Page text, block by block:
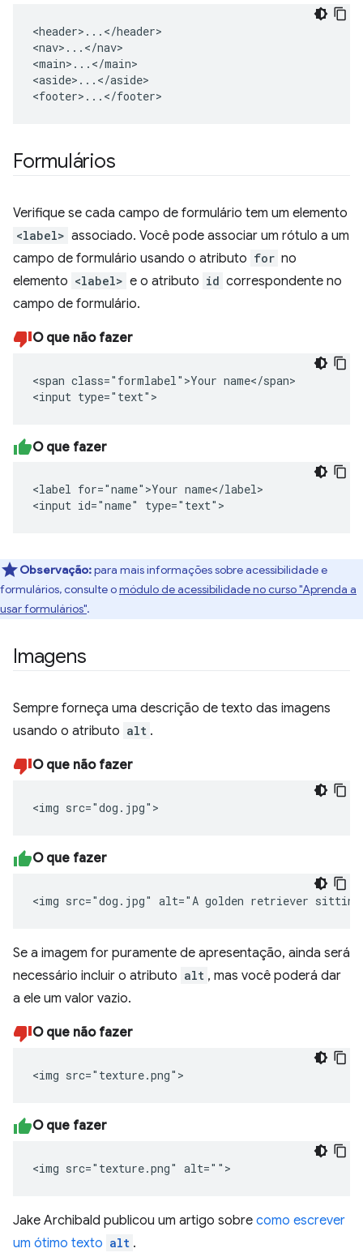
<header>...</header>
<nav>...</nav>
<main>...</main>
<aside>...</aside>
<footer>...</footer>
Formulários
Verifique se cada campo de formulário tem um elemento
<label> associado. Você pode associar um rótulo a um
campo de formulário usando o atributo for no
elemento <label> e o atributo id correspondente no
campo de formulário.
O que não fazer
<span class="formlabel">Your name</span>
<input type="text">
O que fazer
<label for="name">Your name</label>
<input id="name" type="text">
Observação:para mais informações sobre acessibilidade e
formulários, consulte omódulo de acessibilidade no curso "Aprenda a
usar formulários".
Imagens
Sempre forneça uma descrição de texto das imagens
usando o atributo alt .
O que não fazer
<img src="dog.jpg">
O que fazer
<img src="dog.jpg" alt="A golden retriever sitting
Se a imagem for puramente de apresentação, ainda será
necessário incluir o atributo alt , mas você poderá dar
a ele um valor vazio.
O que não fazer
<img src="texture.png">
O que fazer
<img src="texture.png" alt="">
Jake Archibald publicou um artigo sobre como escrever
um ótimo texto alt .